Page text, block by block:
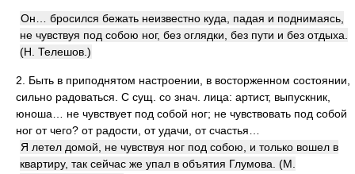
Он… бросился бежать неизвестно куда, падая и поднимаясь,
не чувствуя под собою ног, без оглядки, без пути и без отдыха.
(Н. Телешов.)
2. Быть в приподнятом настроении, в восторженном состоянии,
сильно радоваться. С сущ. со знач. лица: артист, выпускник,
юноша… не чувствует под собой ног; не чувствовать под собой
ног от чего? от радости, от удачи, от счастья…
Я летел домой, не чувствуя ног под собою, и только вошел в
квартиру, так сейчас же упал в объятия Глумова. (М.